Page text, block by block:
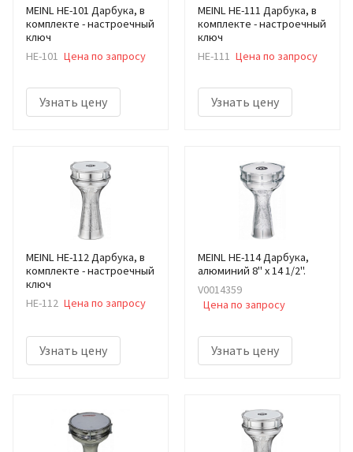
MEINL HE-101 Дарбука, в
комплекте - настроечный
ключ
HE-101 Цена по запросу
Узнать цену
MEINL HE-111 Дарбука, в
комплекте - настроечный
ключ
HE-111 Цена по запросу
Узнать цену
MEINL HE-112 Дарбука, в
комплекте - настроечный
ключ
HE-112 Цена по запросу
Узнать цену
MEINL HE-114 Дарбука,
алюминий 8" х 14 1/2".
V0014359
Цена по запросу
Узнать цену